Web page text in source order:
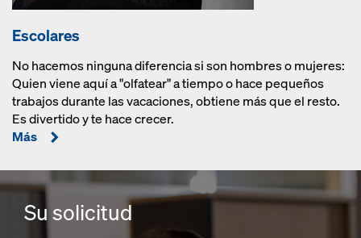
Escolares
No hacemos ninguna diferencia si son hombres o mujeres:
Quien viene aquí a "olfatear" a tiempo o hace pequeños
trabajos durante las vacaciones, obtiene más que el resto.
Es divertido y te hace crecer.
Más
Su solicitud